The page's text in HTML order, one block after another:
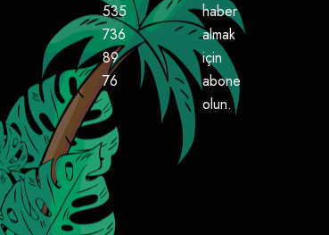
535
736
89
76
haber
almak
için
abone
olun.